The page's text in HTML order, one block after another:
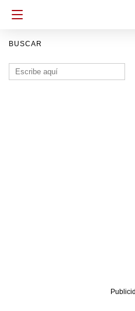
BUSCAR
Buscar: